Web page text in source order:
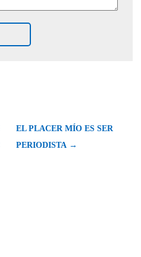
EL PLACER MÍO ES SER
PERIODISTA →